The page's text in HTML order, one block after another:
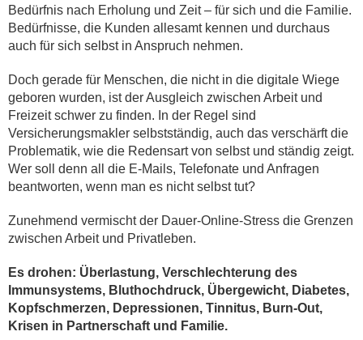
Bedürfnis nach Erholung und Zeit – für sich und die Familie.
Bedürfnisse, die Kunden allesamt kennen und durchaus
auch für sich selbst in Anspruch nehmen.
Doch gerade für Menschen, die nicht in die digitale Wiege
geboren wurden, ist der Ausgleich zwischen Arbeit und
Freizeit schwer zu finden. In der Regel sind
Versicherungsmakler selbstständig, auch das verschärft die
Problematik, wie die Redensart von selbst und ständig zeigt.
Wer soll denn all die E-Mails, Telefonate und Anfragen
beantworten, wenn man es nicht selbst tut?
Zunehmend vermischt der Dauer-Online-Stress die Grenzen
zwischen Arbeit und Privatleben.
Es drohen: Überlastung, Verschlechterung des
Immunsystems, Bluthochdruck, Übergewicht, Diabetes,
Kopfschmerzen, Depressionen, Tinnitus, Burn-Out,
Krisen in Partnerschaft und Familie.